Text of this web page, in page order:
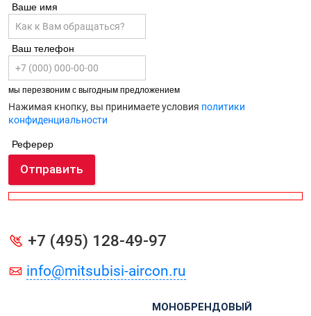
Ваше имя
Ваш телефон
мы перезвоним с выгодным предложением
Нажимая кнопку, вы принимаете условия политики
конфиденциальности
Реферер
Отправить
+7 (495) 128-49-97
info@mitsubisi-aircon.ru
МОНОБРЕНДОВЫЙ